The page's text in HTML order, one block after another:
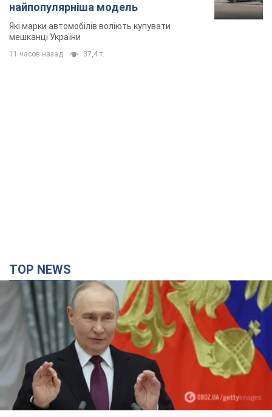
найпопулярніша модель
Які марки автомобілів воліють купувати
мешканці України
11 часов назад 37,4 т.
TOP NEWS